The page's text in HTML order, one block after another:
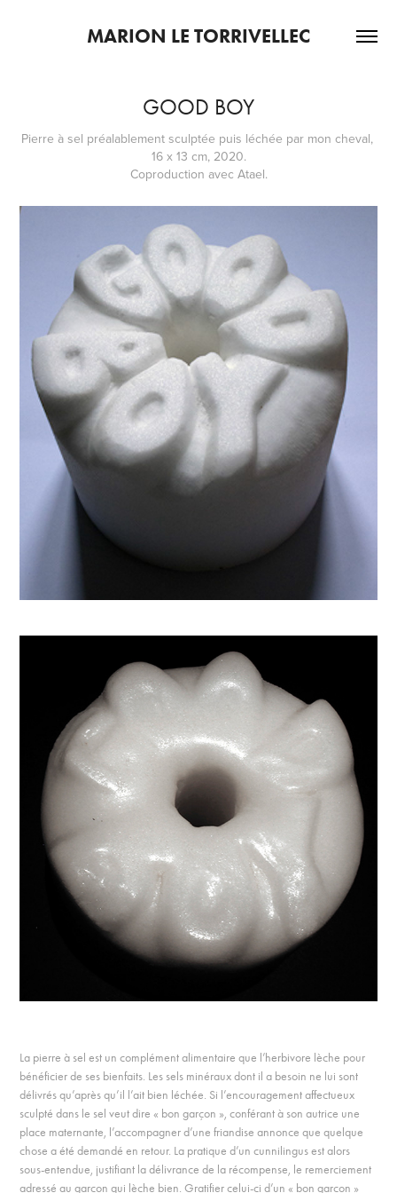
MARION LE TORRIVELLEC
GOOD BOY
Pierre à sel préalablement sculptée puis léchée par mon cheval,
16 x 13 cm, 2020.
Coproduction avec Atael.
La pierre à sel est un complément alimentaire que l’herbivore lèche pour
bénéficier de ses bienfaits. Les sels minéraux dont il a besoin ne lui sont
délivrés qu’après qu’il l’ait bien léchée. Si l’encouragement affectueux
sculpté dans le sel veut dire « bon garçon », conférant à son autrice une
place maternante, l’accompagner d’une friandise annonce que quelque
chose a été demandé en retour. La pratique d’un cunnilingus est alors
sous-entendue, justifiant la délivrance de la récompense, le remerciement
adressé au garçon qui lèche bien. Gratifier celui-ci d’un « bon garçon »